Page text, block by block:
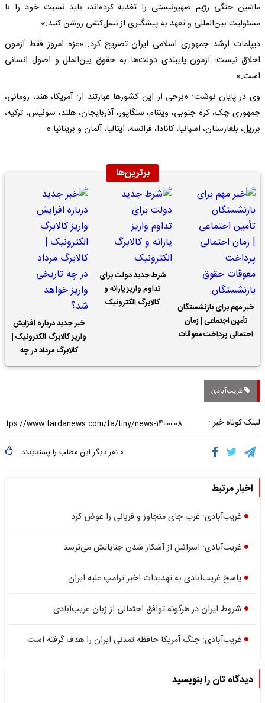
ماشین جنگی رژیم صهیونیستی را تغذیه کرده‌اند، باید نسبت خود را با
مسئولیت بین‌المللی و تعهد به پیشگیری از نسل‌کشی روشن کنند.»
دیپلمات ارشد جمهوری اسلامی ایران تصریح کرد: «غزه امروز فقط آزمون
اخلاق نیست؛ آزمون پایبندی دولت‌ها به حقوق بین‌الملل و اصول انسانی
است.»
وی در پایان نوشت: «برخی از این کشورها عبارتند از: آمریکا، هند، رومانی،
جمهوری چک، کره جنوبی، ویتنام، سنگاپور، آذربایجان، هلند، سوئیس، ترکیه،
برزیل، بلغارستان، اسپانیا، کانادا، فرانسه، ایتالیا، آلمان و بریتانیا.»
برترین‌ها
خبر مهم برای بازنشستگان
تأمین اجتماعی | زمان
احتمالی پرداخت معوقات
شرط جدید دولت برای
تداوم واریز یارانه و
کالابرگ الکترونیک
خبر جدید درباره افزایش
واریز کالابرگ الکترونیک |
کالابرگ مرداد در چه
تاریخی واریز خواهد شد؟
غریب‌آبادی
لینک کوتاه خبر :
۰ نفر دیگر این مطلب را پسندیدند
اخبار مرتبط
غریب‌آبادی: غرب جای متجاوز و قربانی را عوض کرد
غریب‌آبادی: اسرائیل از آشکار شدن جنایاتش می‌ترسد
پاسخ غریب‌آبادی به تهدیدات اخیر ترامپ علیه ایران
شروط ایران در هرگونه توافق احتمالی از زبان غریب‌آبادی
غریب‌آبادی: جنگ آمریکا حافظه تمدنی ایران را هدف گرفته است
دیدگاه تان را بنویسید